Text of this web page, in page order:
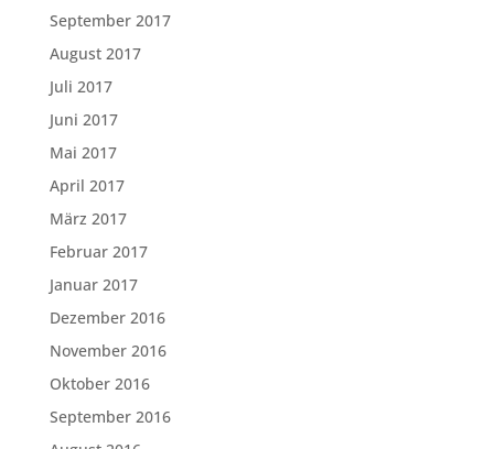
September 2017
August 2017
Juli 2017
Juni 2017
Mai 2017
April 2017
März 2017
Februar 2017
Januar 2017
Dezember 2016
November 2016
Oktober 2016
September 2016